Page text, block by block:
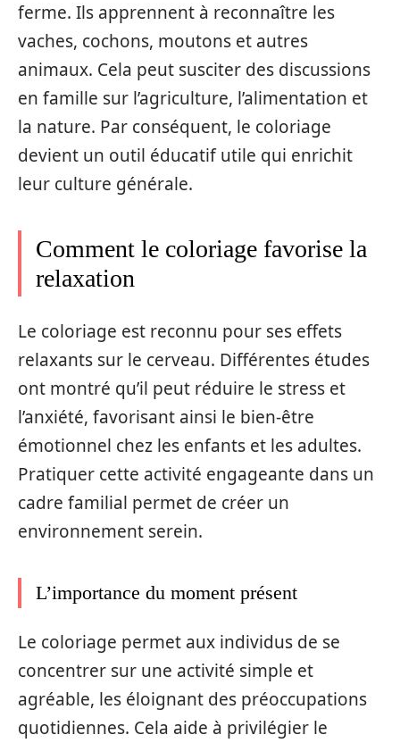
ferme. Ils apprennent à reconnaître les
vaches, cochons, moutons et autres
animaux. Cela peut susciter des discussions
en famille sur l’agriculture, l’alimentation et
la nature. Par conséquent, le coloriage
devient un outil éducatif utile qui enrichit
leur culture générale.
Comment le coloriage favorise la
relaxation
Le coloriage est reconnu pour ses effets
relaxants sur le cerveau. Différentes études
ont montré qu’il peut réduire le stress et
l’anxiété, favorisant ainsi le bien-être
émotionnel chez les enfants et les adultes.
Pratiquer cette activité engageante dans un
cadre familial permet de créer un
environnement serein.
L’importance du moment présent
Le coloriage permet aux individus de se
concentrer sur une activité simple et
agréable, les éloignant des préoccupations
quotidiennes. Cela aide à privilégier le